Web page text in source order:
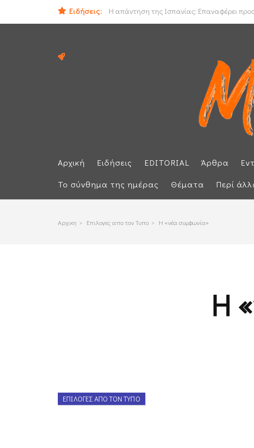
Ειδήσεις:
Η απάντηση της Ισπανίας: Επαναφέρει
Ο εισαγγελέας του Αρείου Πάγου Ε.
Αρχική Ειδήσεις EDITORIAL Άρθρα
Το σύνθημα της ημέρας
Θέματα Περί
Αρχικη > Επιλογες απο τον Τυπο > Η «νέα συμφωνία»
Η
ΕΠΙΛΟΓΈΣ ΑΠΌ ΤΟΝ ΤΎΠΟ